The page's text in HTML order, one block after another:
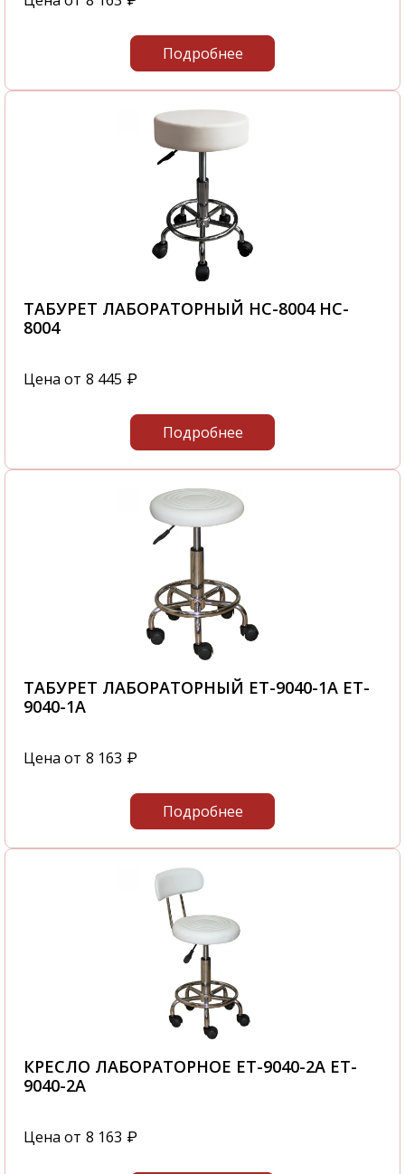
количества времени.
С нашей компании вы получите
качественную мебель в самые короткие
сроки.
Звоните нам по телефону
или посетите наш офис, который
располагается по адресу: г. Москва,
Походный проезд, д. 4, корп. 1, офис 602, 6-й
Подробнее
ТАБУРЕТ ЛАБОРАТОРНЫЙ HC-8004 HC-
8004
Цена от 8 445 ₽
Подробнее
ТАБУРЕТ ЛАБОРАТОРНЫЙ ET-9040-1A ET-
9040-1A
Цена от 8 163 ₽
Подробнее
КРЕСЛО ЛАБОРАТОРНОЕ ET-9040-2A ET-
9040-2A
Цена от 8 163 ₽